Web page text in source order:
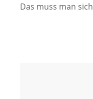
Das muss man sich